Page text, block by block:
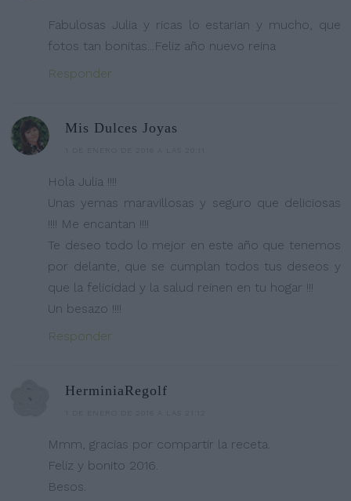
Fabulosas Julia y ricas lo estarian y mucho, que
fotos tan bonitas...Feliz año nuevo reina
Responder
Mis Dulces Joyas
Hola Julia !!!!
Unas yemas maravillosas y seguro que deliciosas
!!!! Me encantan !!!!
Te deseo todo lo mejor en este año que tenemos
por delante, que se cumplan todos tus deseos y
que la felicidad y la salud reinen en tu hogar !!!
Un besazo !!!!
Responder
HerminiaRegolf
Mmm, gracias por compartir la receta.
Feliz y bonito 2016.
Besos.